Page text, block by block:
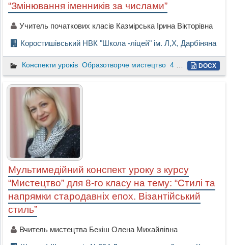
“Змінювання іменників за числами”
Учитель початкових класів Казмірська Ірина Вікторівна
Коростишівський НВК "Школа -ліцей" ім. Л,Х, Дарбіняна
Конспекти уроків Образотворче мистецтво 4 клас DOCX
Мультимедійний конспект уроку з курсу
“Мистецтво” для 8-го класу на тему: “Стилі та
напрямки стародавніх епох. Візантійський
стиль”
Вчитель мистецтва Бекіш Олена Михайлівна